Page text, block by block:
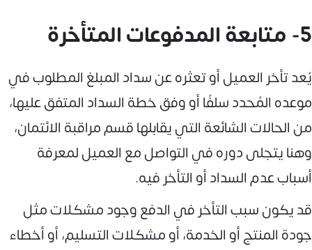
5- متابعة المدفوعات المتأخرة
يُعد تأخر العميل أو تعثره عن سداد المبلغ المطلوب في
موعده المُحدد سلفًا أو وفق خطة السداد المتفق عليها،
من الحالات الشائعة التي يقابلها قسم مراقبة الائتمان،
وهنا يتجلى دوره في التواصل مع العميل لمعرفة
أسباب عدم السداد أو التأخر فيه.
قد يكون سبب التأخر في الدفع وجود مشكلات مثل
جودة المنتج أو الخدمة، أو مشكلات التسليم، أو أخطاء